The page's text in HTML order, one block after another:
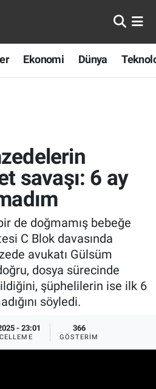
Ekonomi Dünya
savaşı: 6 ay
de doğmamış bebeğe
C Blok davasında
avukatı Gülsüm
dosya sürecinde
şüphelilerin ise ilk 6
söyledi.
- 23:01 366
GÖSTERIM
ve Fikstür